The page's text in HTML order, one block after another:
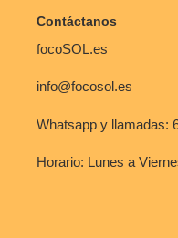
Contáctanos
focoSOL.es
info@focosol.es
Whatsapp y llamadas:
Horario: Lunes a